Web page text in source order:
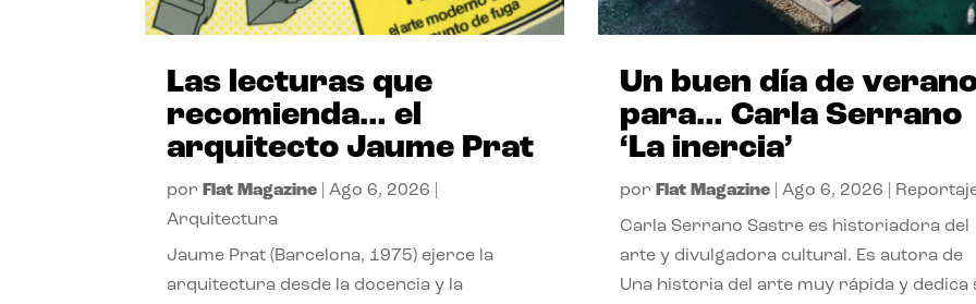
Las lecturas que
recomienda… el
arquitecto Jaume Prat
por Flat Magazine |Ago 6, 2026
Arquitectura
Jaume Prat (Barcelona, 1975) ejerce la
arquitectura desde la docencia y la
Un buen día de
para… Carla Serrano
‘La inercia’
por Flat Magazine| Ago 6, 2026
Carla Serrano Sastre es historiadora del
arte y divulgadora cultural. Es autora de
Una historia del arte muy rápida y dedica